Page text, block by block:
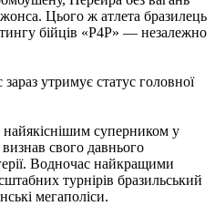
Цього ж атлета бразилець
бійців «P4P» — незалежно
утримує статус головної
суперником у
свого давнього
Водночас найкращими
турнірів бразильський
мегаполіси.